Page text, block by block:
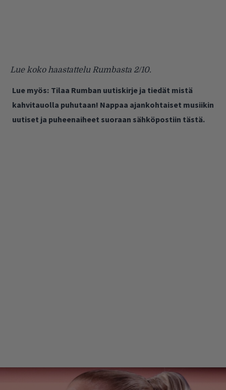
Lue koko haastattelu Rumbasta 2/10.
Lue myös: Tilaa Rumban uutiskirje ja tiedät mistä
kahvitauolla puhutaan! Nappaa ajankohtaiset musiikin
uutiset ja puheenaiheet suoraan sähköpostiin tästä.